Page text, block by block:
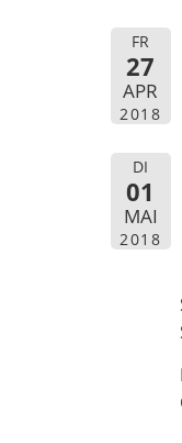
FR
27
APR
2018
DI
01
MAI
2018